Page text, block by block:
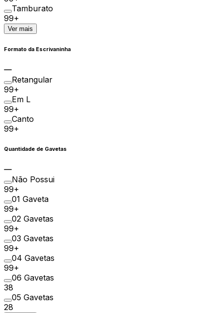
Tamburato
99+
Ver mais
Formato da Escrivaninha
Retangular
99+
Em L
99+
Canto
99+
Quantidade de Gavetas
Não Possui
99+
01 Gaveta
99+
02 Gavetas
99+
03 Gavetas
99+
04 Gavetas
99+
06 Gavetas
38
05 Gavetas
28